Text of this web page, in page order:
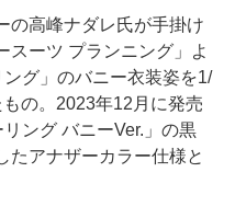
高峰ナダレ氏が手掛け
スーツ プランニング」よ
グ」のバニー衣装姿を1/
の。2023年12月に発売
ング バニーVer.」の黒
たアナザーカラー仕様と